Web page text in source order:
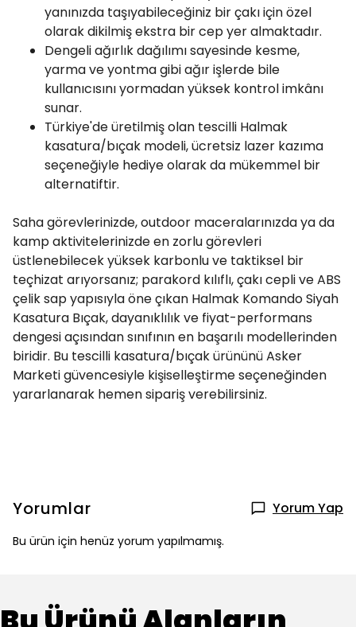
yanınızda taşıyabileceğiniz bir çakı için özel
olarak dikilmiş ekstra bir cep yer almaktadır.
Dengeli ağırlık dağılımı sayesinde kesme,
yarma ve yontma gibi ağır işlerde bile
kullanıcısını yormadan yüksek kontrol imkânı
sunar.
Türkiye'de üretilmiş olan tescilli Halmak
kasatura/bıçak modeli, ücretsiz lazer kazıma
seçeneğiyle hediye olarak da mükemmel bir
alternatiftir.
Saha görevlerinizde, outdoor maceralarınızda ya da
kamp aktivitelerinizde en zorlu görevleri
üstlenebilecek yüksek karbonlu ve taktiksel bir
teçhizat arıyorsanız; parakord kılıflı, çakı cepli ve ABS
çelik sap yapısıyla öne çıkan Halmak Komando Siyah
Kasatura Bıçak, dayanıklılık ve fiyat-performans
dengesi açısından sınıfının en başarılı modellerinden
biridir. Bu tescilli kasatura/bıçak ürününü Asker
Marketi güvencesiyle kişiselleştirme seçeneğinden
yararlanarak hemen sipariş verebilirsiniz.
Yorumlar Yorum Yap
Bu ürün için henüz yorum yapılmamış.